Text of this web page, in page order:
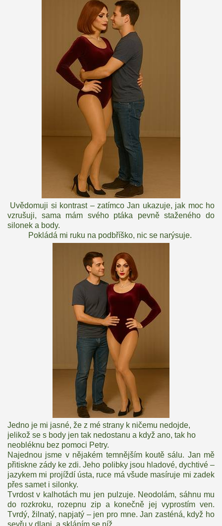
Uvědomuji si kontrast – zatímco Jan ukazuje, jak moc ho
vzrušuji, sama mám svého ptáka pevně staženého do
silonek a body.
Pokládá mi ruku na podbříško, nic se narýsuje.
Jedno je mi jasné, že z mé strany k ničemu nedojde,
jelikož se s body jen tak nedostanu a když ano, tak ho
neobléknu bez pomoci Petry.
Najednou jsme v nějakém temnějším koutě sálu. Jan mě
přitiskne zády ke zdi. Jeho polibky jsou hladové, dychtivé –
jazykem mi projíždí ústa, ruce má všude masíruje mi zadek
přes samet i silonky.
Tvrdost v kalhotách mu jen pulzuje. Neodolám, sáhnu mu
do rozkroku, rozepnu zip a konečně jej vyprostím ven.
Tvrdý, žilnatý, napjatý – jen pro mne. Jan zasténá, když ho